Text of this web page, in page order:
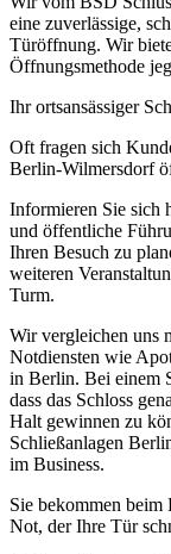
eine zuverlässige,
Türöffnung. Wir
Öffnungsmethode
Ihr ortsansässiger
Oft fragen sich
Berlin-Wilmersdorf
Informieren Sie sich
und öffentliche
Ihren Besuch zu
weiteren
Turm.
Wir vergleichen uns
Notdiensten wie
in Berlin. Bei einem
dass das Schloss
Halt gewinnen zu
Schließanlagen
im Business.
Sie bekommen
Not, der Ihre Tür